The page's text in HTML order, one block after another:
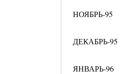
НОЯБРЬ-95
ДЕКАБРЬ-95
ЯНВАРЬ-96